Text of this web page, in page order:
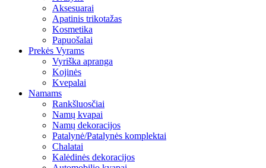
Aksesuarai
Apatinis trikotažas
Kosmetika
Papuošalai
Prekės Vyrams
Vyriška apranga
Kojinės
Kvepalai
Namams
Rankšluosčiai
Namų kvapai
Namų dekoracijos
Patalynė/Patalynės komplektai
Chalatai
Kalėdinės dekoracijos